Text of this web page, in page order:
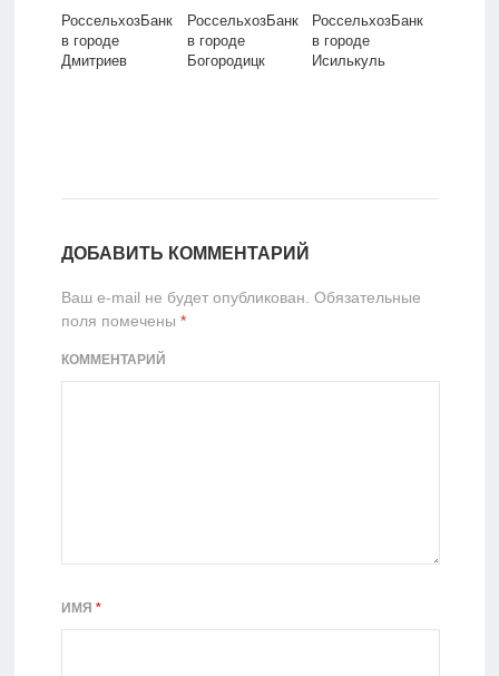
РоссельхозБанк
в городе
Дмитриев
РоссельхозБанк
в городе
Богородицк
РоссельхозБанк
в городе
Исилькуль
ДОБАВИТЬ КОММЕНТАРИЙ
Ваш e-mail не будет опубликован. Обязательные
поля помечены *
КОММЕНТАРИЙ
ИМЯ *